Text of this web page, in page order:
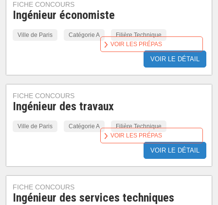
FICHE CONCOURS
Ingénieur économiste
Ville de Paris Catégorie A Filière Technique
VOIR LE DÉTAIL
VOIR LES PRÉPAS
FICHE CONCOURS
Ingénieur des travaux
Ville de Paris Catégorie A Filière Technique
VOIR LE DÉTAIL
VOIR LES PRÉPAS
FICHE CONCOURS
Ingénieur des services techniques